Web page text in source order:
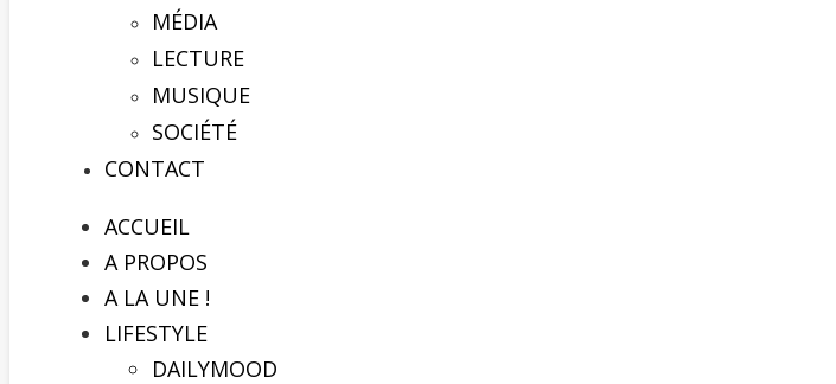
MÉDIA
LECTURE
MUSIQUE
SOCIÉTÉ
CONTACT
ACCUEIL
A PROPOS
A LA UNE !
LIFESTYLE
DAILYMOOD